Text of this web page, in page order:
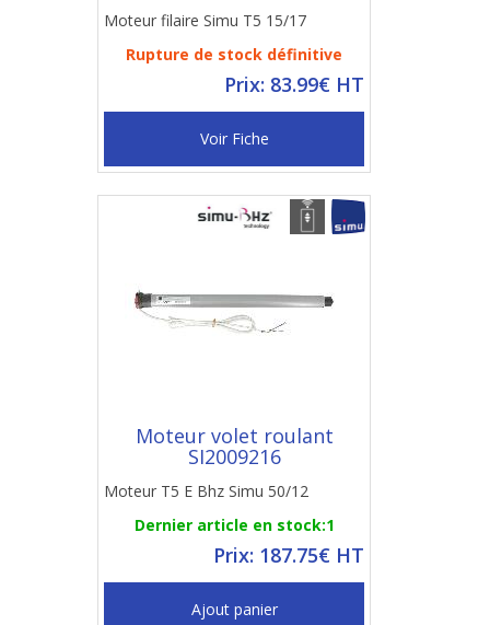
Moteur filaire Simu T5 15/17
Rupture de stock définitive
Prix: 83.99€ HT
Voir Fiche
Moteur volet roulant
SI2009216
Moteur T5 E Bhz Simu 50/12
Dernier article en stock:1
Prix: 187.75€ HT
Ajout panier